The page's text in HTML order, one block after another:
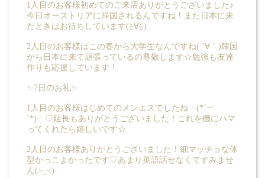
1人目のお客様初めてのご来店ありがとうございました♪
今日オーストリアに帰国されるんですね！また日本に来
たときはお待ちしています(≧∀≦)
2人目のお客様はこの春から大学生なんですね( ´∀｀)韓国
から日本に来て頑張っているの尊敬します☆勉強も友達
作りも応援しています！
✨7日のお礼✨
1人目のお客様はじめてのメンエスでしたね╰(*´︶
`*)╯♡延長もありがとうございました！これを機にハマ
ってくれたら嬉しいです☆
2人目のお客様ありがとうございました！細マッチョな体
型かっこよかったです♡あまり英語話せなくてすみませ
ん(>_<)